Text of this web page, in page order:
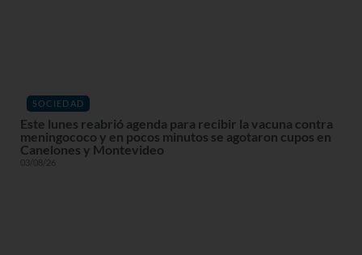
SOCIEDAD
Este lunes reabrió agenda para recibir la vacuna contra
meningococo y en pocos minutos se agotaron cupos en
Canelones y Montevideo
03/08/26